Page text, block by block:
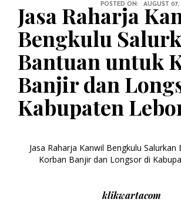
POSTED ON: AUGUST
Jasa Raharja
Bengkulu
Bantuan untuk
Banjir dan
Kabupaten
Jasa Raharja Kanwil Bengkulu
Korban Banjir dan Longsor di
klikwartacom